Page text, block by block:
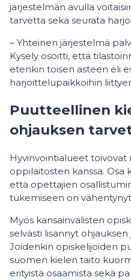
järjestelmän avulla
tarvetta sekä seurata
– Yhteinen järjestelmä
Kysely osoitti, että
etenkin toisen asteen eli
harjoittelupaikkoihin
Puutteellinen
ohjauksen
Hyvinvointialueet toivovat
oppilaitosten kanssa. Osa
että opettajien
tukemiseen on
Myös kansainvälisten
selvästi lisännyt
Joidenkin opiskelijoiden
suomen kielen taito
erityistä osaamista sekä